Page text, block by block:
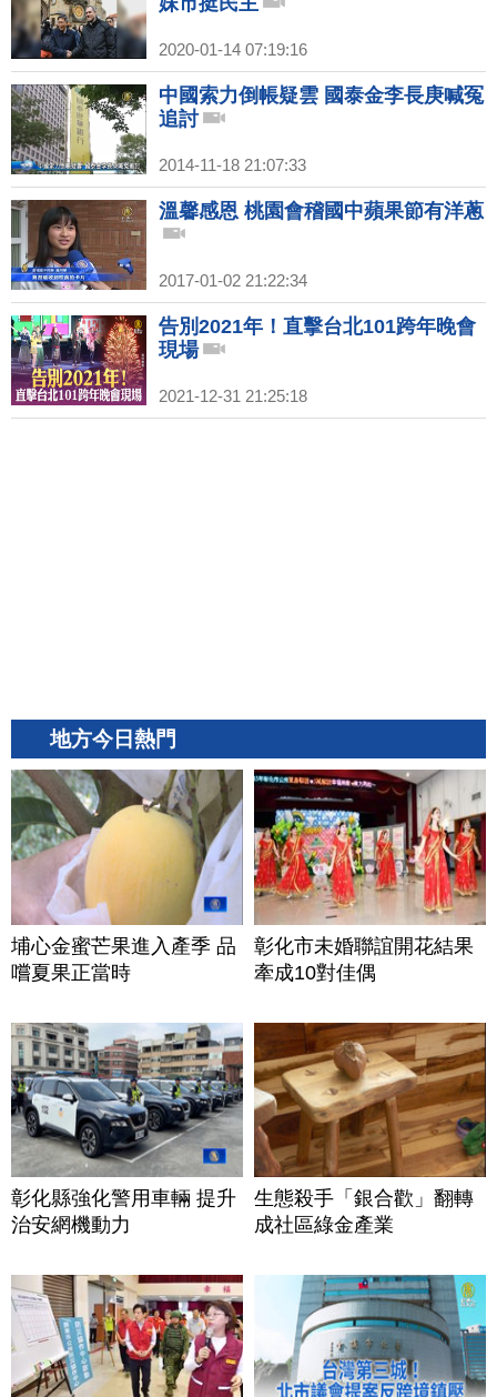
2020-01-14 07:19:16
中國索力倒帳疑雲 國泰金李長庚喊冤
追討
2014-11-18 21:07:33
溫馨感恩 桃園會稽國中蘋果節有洋蔥
2017-01-02 21:22:34
告別2021年！直擊台北101跨年晚會
現場
2021-12-31 21:25:18
地方今日熱門
埔心金蜜芒果進入產季 品
嚐夏果正當時
彰化市未婚聯誼開花結果
牽成10對佳偶
彰化縣強化警用車輛 提升
治安網機動力
生態殺手「銀合歡」翻轉
成社區綠金產業